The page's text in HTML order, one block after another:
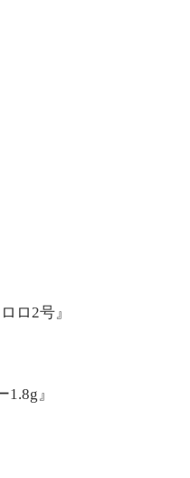
ロ2号』
』